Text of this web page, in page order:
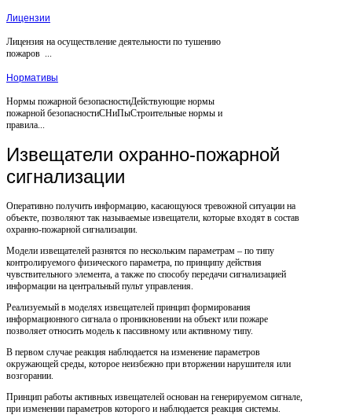
Лицензии
Лицензия на осуществление деятельности по тушению
пожаров ...
Нормативы
Нормы пожарной безопасностиДействующие нормы
пожарной безопасностиСНиПыСтроительные нормы и
правила...
Извещатели охранно-пожарной
сигнализации
Оперативно получить информацию, касающуюся тревожной ситуации на
объекте, позволяют так называемые извещатели, которые входят в состав
охранно-пожарной сигнализации.
Модели извещателей разнятся по нескольким параметрам – по типу
контролируемого физического параметра, по принципу действия
чувствительного элемента, а также по способу передачи сигнализацией
информации на центральный пульт управления.
Реализуемый в моделях извещателей принцип формирования
информационного сигнала о проникновении на объект или пожаре
позволяет относить модель к пассивному или активному типу.
В первом случае реакция наблюдается на изменение параметров
окружающей среды, которое неизбежно при вторжении нарушителя или
возгорании.
Принцип работы активных извещателей основан на генерируемом сигнале,
при изменении параметров которого и наблюдается реакция системы.